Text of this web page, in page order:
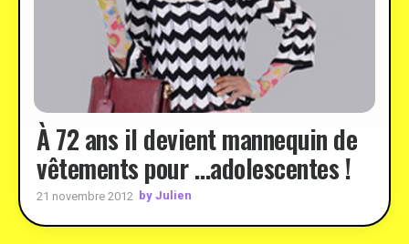
À 72 ans il devient mannequin de
vêtements pour …adolescentes !
21 novembre 2012 by Julien